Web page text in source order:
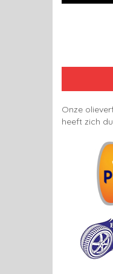
Onze
heeft zich